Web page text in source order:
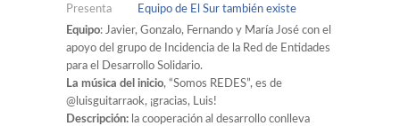
Presenta
Equipo de El Sur también existe
Equipo: Javier, Gonzalo, Fernando y María José con el
apoyo del grupo de Incidencia de la Red de Entidades
para el Desarrollo Solidario.
La música del inicio, “Somos REDES”, es de
@luisguitarraok, ¡gracias, Luis!
Descripción: la cooperación al desarrollo conlleva